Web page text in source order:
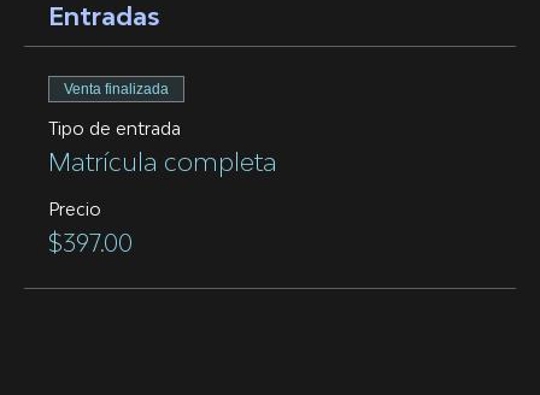
Entradas
Venta finalizada
Tipo de entrada
Matrícula completa
Precio
$397.00